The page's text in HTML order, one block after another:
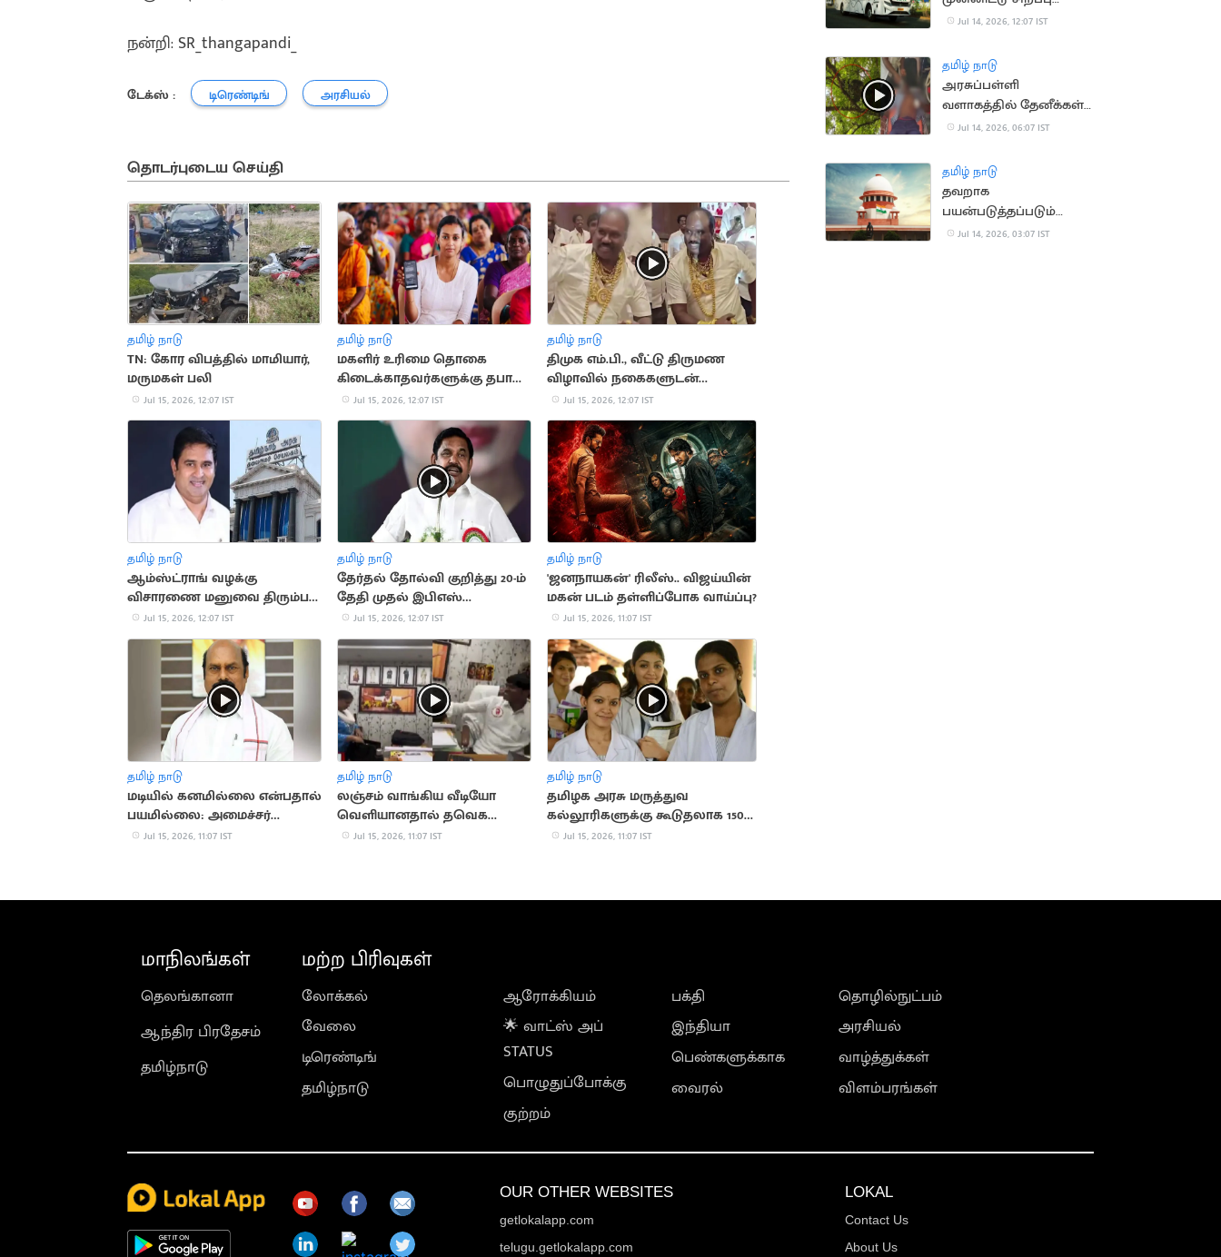
நன்றி: SR_thangapandi_
டேக்ஸ் : டிரெண்டிங் அரசியல்
தொடர்புடைய செய்தி
தமிழ் நாடு
TN: கோர விபத்தில் மாமியார்,
மருமகள் பலி
Jul 15, 2026, 12:07 IST
தமிழ் நாடு
மகளிர் உரிமை தொகை
கிடைக்காதவர்களுக்கு தபால்
மூலம் வரவு?
Jul 15, 2026, 12:07 IST
தமிழ் நாடு
திமுக எம்.பி., வீட்டு திருமண
விழாவில் நகைகளுடன்
நடனமாடிய நிர்வாகி
Jul 15, 2026, 12:07 IST
தமிழ் நாடு
ஆம்ஸ்ட்ராங் வழக்கு
விசாரணை மனுவை திரும்ப
பெற்ற தமிழக அரசு
Jul 15, 2026, 12:07 IST
தமிழ் நாடு
தேர்தல் தோல்வி குறித்து 20-ம்
தேதி முதல் இபிஎஸ்
ஆலோசனை
Jul 15, 2026, 12:07 IST
தமிழ் நாடு
'ஜனநாயகன்' ரிலீஸ்.. விஜய்யின்
மகன் படம் தள்ளிப்போக வாய்ப்பு?
Jul 15, 2026, 11:07 IST
தமிழ் நாடு
மடியில் கனமில்லை என்பதால்
பயமில்லை: அமைச்சர்
எ.வ.வேலு
Jul 15, 2026, 11:07 IST
தமிழ் நாடு
லஞ்சம் வாங்கிய வீடியோ
வெளியானதால் தவெக
நிர்வாகி வீராசாமி நீக்கம்
Jul 15, 2026, 11:07 IST
தமிழ் நாடு
தமிழக அரசு மருத்துவ
கல்லூரிகளுக்கு கூடுதலாக 150
இடங்கள் ஒதுக்கீடு
Jul 15, 2026, 11:07 IST
பேருந்துகள் இயக்கம்
Jul 14, 2026, 12:07 IST
தமிழ் நாடு
அரசுப்பள்ளி
வளாகத்தில் தேனீக்கள்
கொட்டி 50
Jul 14, 2026, 06:07 IST
தமிழ் நாடு
தவறாக
பயன்படுத்தப்படும்
போக்சோ.. உச்ச
Jul 14, 2026, 03:07 IST
மாநிலங்கள்
தெலங்கானா
ஆந்திர பிரதேசம்
தமிழ்நாடு
மற்ற பிரிவுகள்
லோக்கல்
வேலை
டிரெண்டிங்
தமிழ்நாடு
ஆரோக்கியம்
🌟 வாட்ஸ் அப்
STATUS
பொழுதுப்போக்கு
குற்றம்
பக்தி
இந்தியா
பெண்களுக்காக
வைரல்
தொழில்நுட்பம்
அரசியல்
வாழ்த்துக்கள்
விளம்பரங்கள்
OUR OTHER WEBSITES
getlokalapp.com
telugu.getlokalapp.com
LOKAL
Contact Us
About Us